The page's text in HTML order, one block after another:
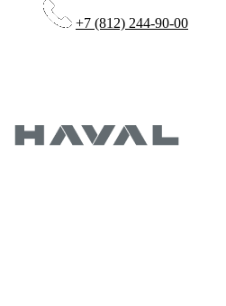
+7 (812) 244-90-00